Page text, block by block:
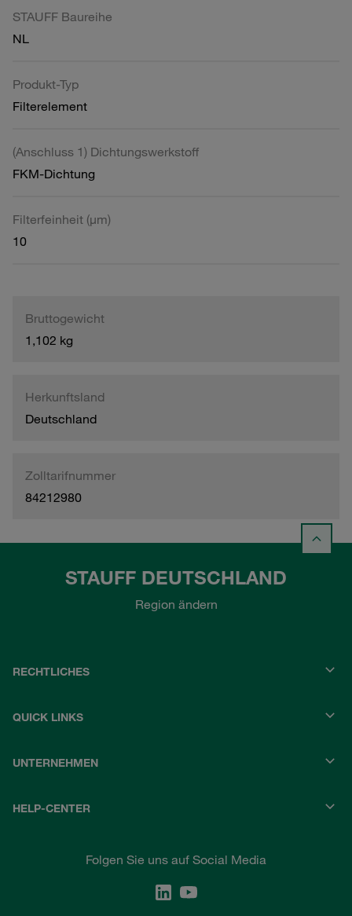
STAUFF Baureihe
NL
Produkt-Typ
Filterelement
(Anschluss 1) Dichtungswerkstoff
FKM-Dichtung
Filterfeinheit (µm)
10
Bruttogewicht
1,102 kg
Herkunftsland
Deutschland
Zolltarifnummer
84212980
STAUFF DEUTSCHLAND
Region ändern
RECHTLICHES
QUICK LINKS
UNTERNEHMEN
HELP-CENTER
Folgen Sie uns auf Social Media